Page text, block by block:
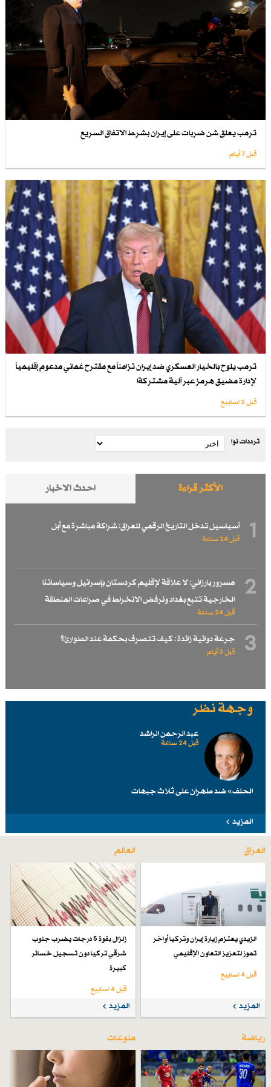
ترمب يعلق شن ضربات على إيران بشرط الاتفاق السريع
قبل 7 أيام
ترمب يلوح بالخيار العسكري ضد إيران تزامناً مع مقترح عُماني مدعوم إقليمياً
لإدارة مضيق هرمز عبر آلية مشتركةا
قبل 2 اسابیع
ترددات نوا
الأكثر قراءة احدث الاخبار
1 آسياسيل تدخل التاريخ الرقمي للعراق: شراكة مباشرة مع أبل
قبل 24 ساعة
2
مسرور بارزاني: لا علاقة لإقليم كردستان بإسرائيل وسياساتنا
الخارجية تتبع بغداد ونرفض الانخراط في صراعات المنطقة
قبل 24 ساعة
3 جرعة دوائية زائدة : كيف تتصرف بحكمة عند الطوارئ؟
قبل 3 أيام
وجهة نظر
عبد الرحمن الراشد
قبل 24 ساعة
الحلف» ضد طهرانَ على ثلاث جبهات
المزيد
العراق
الزيدي يعتزم زيارة إيران وتركيا أواخر
تموز لتعزيز التعاون الإقليمي
قبل 4 اسابیع
المزيد
العالم
زلزال بقوة 5 درجات يضرب جنوب
شرقي تركيا دون تسجيل خسائر
كبيرة
قبل 4 اسابیع
المزيد
رياضة منوعات